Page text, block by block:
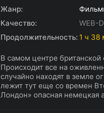
Жанр:
Качество:
WEB-
Продолжительность: 1 ч 38
В самом центре
Происходит все на
случайно находят в земле
лежит тут еще со времен
Лондон» опасная немецкая